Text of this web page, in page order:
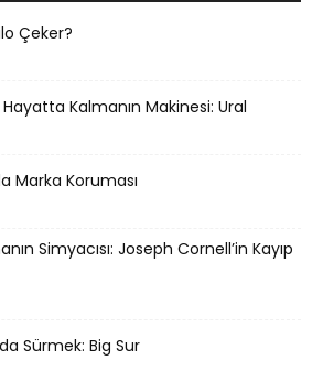
Çeker?
Kalmanın Makinesi: Ural
Marka Koruması
Simyacısı: Joseph Cornell’in Kayıp
Sürmek: Big Sur